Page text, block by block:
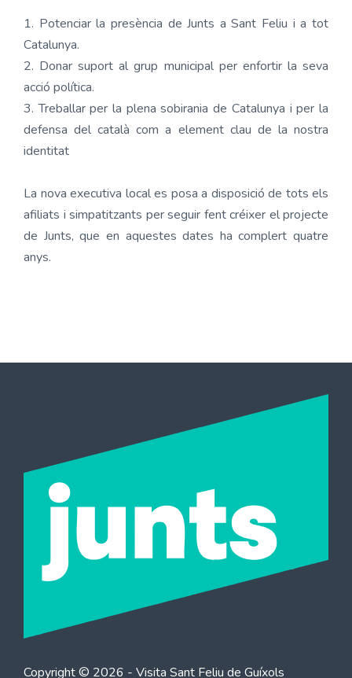
1. Potenciar la presència de Junts a Sant Feliu i a tot
Catalunya.
2. Donar suport al grup municipal per enfortir la seva
acció política.
3. Treballar per la plena sobirania de Catalunya i per la
defensa del català com a element clau de la nostra
identitat
La nova executiva local es posa a disposició de tots els
afiliats i simpatitzants per seguir fent créixer el projecte
de Junts, que en aquestes dates ha complert quatre
anys.
Copyright © 2026 - Visita Sant Feliu de Guíxols